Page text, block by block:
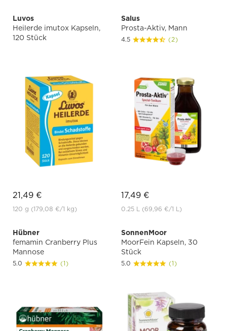
Luvos
Heilerde imutox Kapseln,
120 Stück
21,49 €
120 g (179,08 €/1 kg)
Salus
Prosta-Aktiv, Mann
4.5 (2)
17,49 €
0.25 L (69,96 €/1 L)
Hübner
femamin Cranberry Plus
Mannose
5.0 (1)
SonnenMoor
MoorFein Kapseln, 30
Stück
5.0 (1)